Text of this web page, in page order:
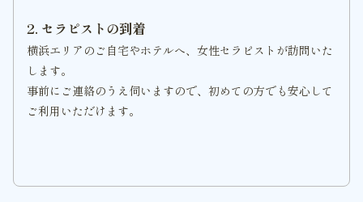
2. セラピストの到着
横浜エリアのご自宅やホテルへ、女性セラピストが訪問いた
します。
事前にご連絡のうえ伺いますので、初めての方でも安心して
ご利用いただけます。